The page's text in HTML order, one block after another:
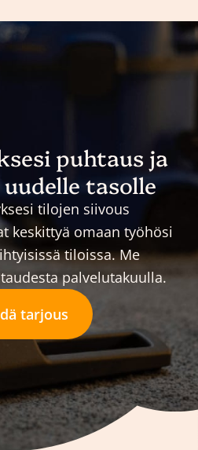
puhtaus ja
tasolle
tilojen siivous
keskittyä omaan työhösi
tiloissa. Me
palvelutakuulla.
tarjous